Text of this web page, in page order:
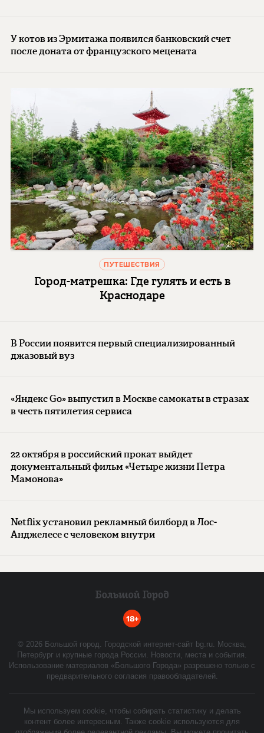
У котов из Эрмитажа появился банковский счет
после доната от французского мецената
ПУТЕШЕСТВИЯ
Город-матрешка: Где гулять и есть в
Краснодаре
В России появится первый специализированный
джазовый вуз
«Яндекс Go» выпустил в Москве самокаты в стразах
в честь пятилетия сервиса
22 октября в российский прокат выйдет
документальный фильм «Четыре жизни Петра
Мамонова»
Netflix установил рекламный билборд в Лос-
Анджелесе с человеком внутри
18+
© 2026 Большой город. Городской интернет-сайт bg.ru. Москва,
Петербург и крупные города России. Новости, места и события.
Использование материалов «Большого Города» разрешено только с
предварительного согласия правообладателей.
Мы используем cookie, чтобы собирать статистику и делать
контент более интересным. Также cookie используются для